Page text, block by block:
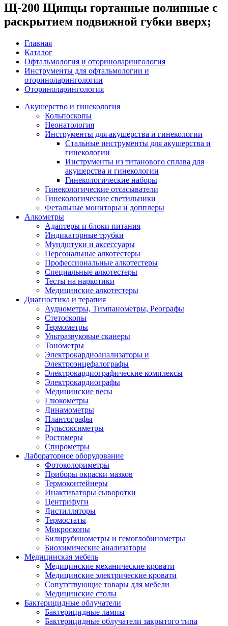
Щ-200 Щипцы гортанные полипные с
раскрытием подвижной губки вверх;
Главная
Каталог
Офтальмология и оториноларингология
Инструменты для офтальмологии и
оториноларингологии
Оториноларингология
Акушерство и гинекология
Кольпоскопы
Неонатология
Инструменты для акушерства и гинекологии
Стальные инструменты для акушерства и
гинекологии
Инструменты из титанового сплава для
акушерства и гинекологии
Гинекологические наборы
Гинекологические отсасыватели
Гинекологические светильники
Фетальные мониторы и допплеры
Алкометры
Адаптеры и блоки питания
Индикаторные трубки
Мундштуки и аксессуары
Персональные алкотестеры
Профессиональные алкотестеры
Специальные алкотестеры
Тесты на наркотики
Медицинские алкотестеры
Диагностика и терапия
Аудиометры, Тимпанометры, Реографы
Стетоскопы
Термометры
Ультразвуковые сканеры
Тонометры
Электрокардиоанализаторы и
Электроэнцефалографы
Электрокардиографические комплексы
Электрокардиографы
Медицинские весы
Глюкометры
Динамометры
Плантографы
Пульсоксиметры
Ростомеры
Спирометры
Лабораторное оборудование
Фотоколориметры
Приборы окраски мазков
Термоконтейнеры
Инактиваторы сыворотки
Центрифуги
Дистилляторы
Термостаты
Микроскопы
Билирубинометры и гемоглобинометры
Биохимические анализаторы
Медицинская мебель
Медицинские механические кровати
Медицинские электрические кровати
Сопутствующие товары для мебели
Медицинские столы
Бактерицидные облучатели
Бактерицидные лампы
Бактерицидные облучатели закрытого типа